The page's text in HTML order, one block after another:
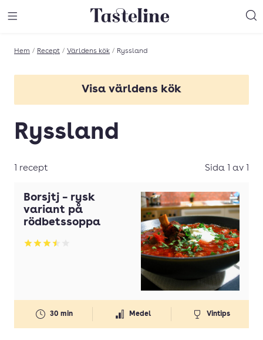
Till Tastelines startsida
Hem / Recept / Världens kök / Ryssland
Visa världens kök
Afrika
Amerika
Asien
Frankrike
Italien
Ryssland
1 recept Sida 1 av 1
Borsjtj – rysk
variant på
rödbetssoppa
Betyg: 3.53 av 5
30 min Medel Vintips